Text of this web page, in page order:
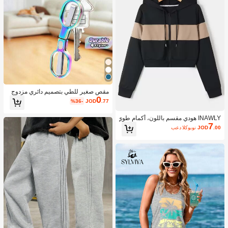
INAWLY هودي مقسم باللون، أكمام طوي
لة، بلوزة تخرج، معلم، عودة إلى المدرس
ة، بلوفر خريفي
JOD7 .00 بعد الكوبون
مقص صغير للطي بتصميم دائري مزدوج
عتيق محمول للسفر والصيد في المنزل
JOD0.77
%36-